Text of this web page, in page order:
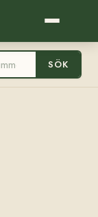
SÖK